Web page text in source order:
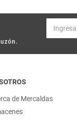
de Mercaldas